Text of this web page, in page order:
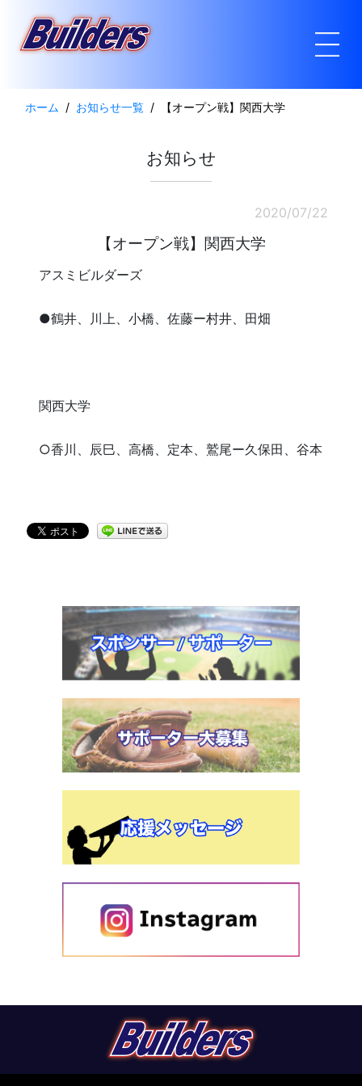
ホーム お知らせ一覧 【オープン戦】関西大学
お知らせ
2020/07/22
【オープン戦】関西大学
アスミビルダーズ
●鶴井、川上、小橋、佐藤ー村井、田畑
関西大学
○香川、辰巳、高橋、定本、鷲尾ー久保田、谷本